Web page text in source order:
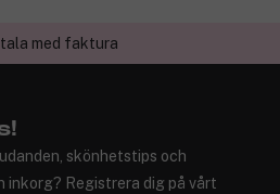
skönhetstips och
inkorg? Registrera dig på vårt